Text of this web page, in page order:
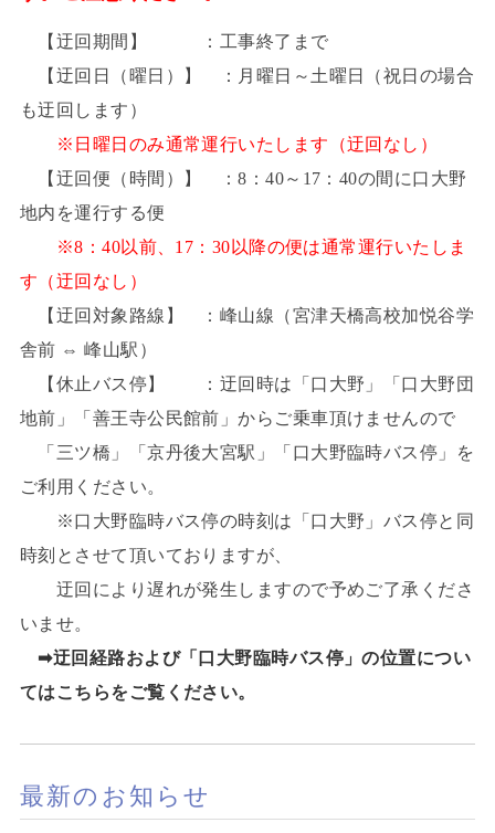
【迂回期間】 ：工事終了まで
【迂回日（曜日）】 ：月曜日～土曜日（祝日の場合
も迂回します）
※日曜日のみ通常運行いたします（迂回なし）
【迂回便（時間）】 ：8：40～17：40の間に口大野
地内を運行する便
※8：40以前、17：30以降の便は通常運行いたしま
す（迂回なし）
【迂回対象路線】 ：峰山線（宮津天橋高校加悦谷学
舎前 ⇔ 峰山駅）
【休止バス停】 ：迂回時は「口大野」「口大野団
地前」「善王寺公民館前」からご乗車頂けませんので
「三ツ橋」「京丹後大宮駅」「口大野臨時バス停」を
ご利用ください。
※口大野臨時バス停の時刻は「口大野」バス停と同
時刻とさせて頂いておりますが、
迂回により遅れが発生しますので予めご了承くださ
いませ。
➡迂回経路および「口大野臨時バス停」の位置につい
てはこちらをご覧ください。
最新のお知らせ